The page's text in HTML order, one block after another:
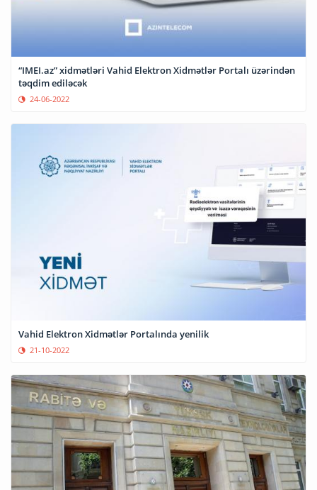
“IMEI.az” xidmətləri Vahid Elektron Xidmətlər Portalı üzərindən
təqdim ediləcək
24-06-2022
Vahid Elektron Xidmətlər Portalında yenilik
21-10-2022